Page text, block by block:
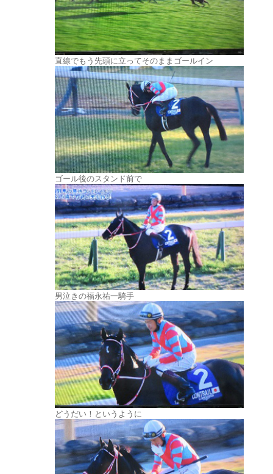
直線でもう先頭に立ってそのままゴールイン
ゴール後のスタンド前で
男泣きの福永祐一騎手
どうだい！というように